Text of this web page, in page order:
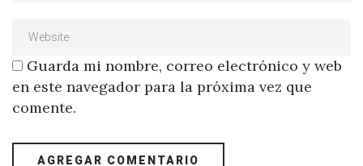
Guarda mi nombre, correo electrónico y web
en este navegador para la próxima vez que
comente.